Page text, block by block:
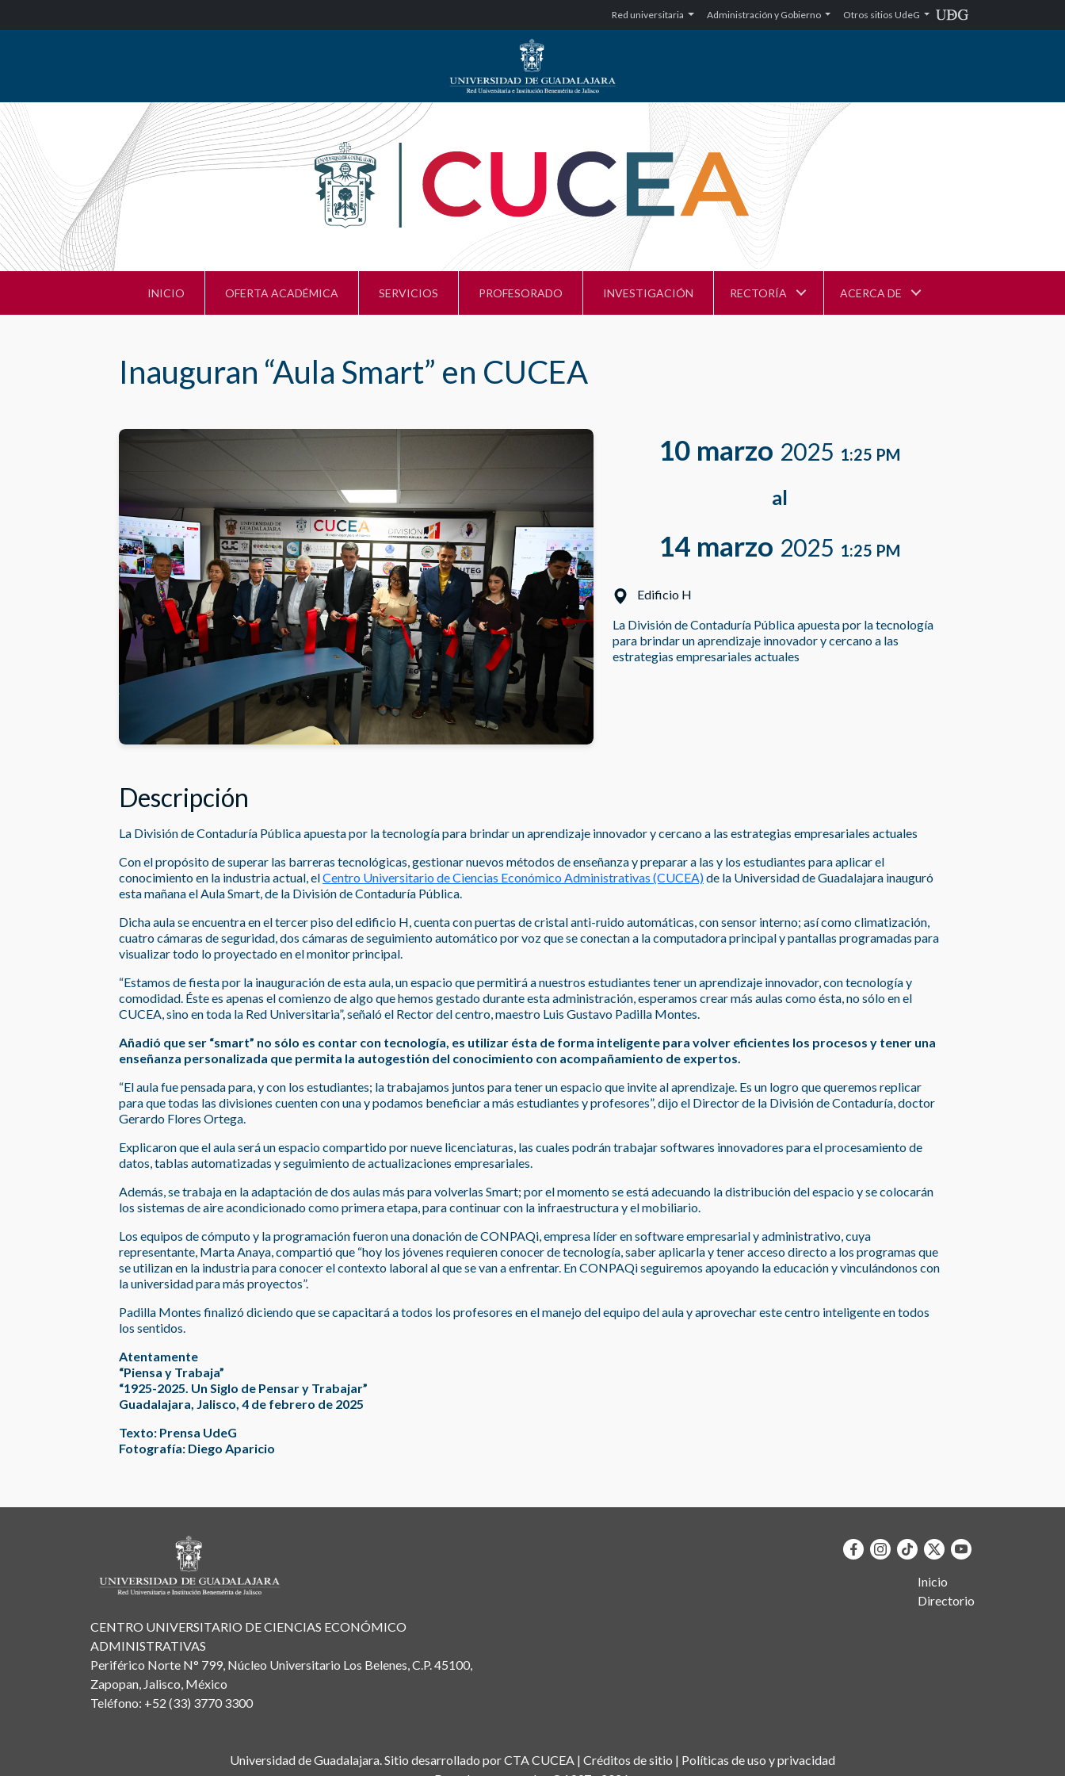
Red universitaria Administración y Gobierno Otros sitios UdeG
INICIO OFERTA ACADÉMICA SERVICIOS PROFESORADO INVESTIGACIÓN RECTORÍA ACERCA DE
Inauguran “Aula Smart” en CUCEA
10 marzo 2025 1:25 PM
al
14 marzo 2025 1:25 PM
Edificio H
La División de Contaduría Pública apuesta por la tecnología
para brindar un aprendizaje innovador y cercano a las
estrategias empresariales actuales
Descripción
La División de Contaduría Pública apuesta por la tecnología para brindar un aprendizaje innovador y cercano a las estrategias empresariales actuales
Con el propósito de superar las barreras tecnológicas, gestionar nuevos métodos de enseñanza y preparar a las y los estudiantes para aplicar el
conocimiento en la industria actual, elCentro Universitario de Ciencias Económico Administrativas (CUCEA)de la Universidad de Guadalajara inauguró
esta mañana el Aula Smart, de la División de Contaduría Pública.
Dicha aula se encuentra en el tercer piso del edificio H, cuenta con puertas de cristal anti-ruido automáticas, con sensor interno; así como climatización,
cuatro cámaras de seguridad, dos cámaras de seguimiento automático por voz que se conectan a la computadora principal y pantallas programadas para
visualizar todo lo proyectado en el monitor principal.
“Estamos de fiesta por la inauguración de esta aula, un espacio que permitirá a nuestros estudiantes tener un aprendizaje innovador, con tecnología y
comodidad. Éste es apenas el comienzo de algo que hemos gestado durante esta administración, esperamos crear más aulas como ésta, no sólo en el
CUCEA, sino en toda la Red Universitaria”, señaló el Rector del centro, maestro Luis Gustavo Padilla Montes.
Añadió que ser “smart” no sólo es contar con tecnología, es utilizar ésta de forma inteligente para volver eficientes los procesos y tener una
enseñanza personalizada que permita la autogestión del conocimiento con acompañamiento de expertos.
“El aula fue pensada para, y con los estudiantes; la trabajamos juntos para tener un espacio que invite al aprendizaje. Es un logro que queremos replicar
para que todas las divisiones cuenten con una y podamos beneficiar a más estudiantes y profesores”, dijo el Director de la División de Contaduría, doctor
Gerardo Flores Ortega.
Explicaron que el aula será un espacio compartido por nueve licenciaturas, las cuales podrán trabajar softwares innovadores para el procesamiento de
datos, tablas automatizadas y seguimiento de actualizaciones empresariales.
Además, se trabaja en la adaptación de dos aulas más para volverlas Smart; por el momento se está adecuando la distribución del espacio y se colocarán
los sistemas de aire acondicionado como primera etapa, para continuar con la infraestructura y el mobiliario.
Los equipos de cómputo y la programación fueron una donación de CONPAQi, empresa líder en software empresarial y administrativo, cuya
representante, Marta Anaya, compartió que “hoy los jóvenes requieren conocer de tecnología, saber aplicarla y tener acceso directo a los programas que
se utilizan en la industria para conocer el contexto laboral al que se van a enfrentar. En CONPAQi seguiremos apoyando la educación y vinculándonos con
la universidad para más proyectos”.
Padilla Montes finalizó diciendo que se capacitará a todos los profesores en el manejo del equipo del aula y aprovechar este centro inteligente en todos
los sentidos.
Atentamente
“Piensa y Trabaja”
“1925-2025. Un Siglo de Pensar y Trabajar”
Guadalajara, Jalisco, 4 de febrero de 2025
Texto: Prensa UdeG
Fotografía: Diego Aparicio
CENTRO UNIVERSITARIO DE CIENCIAS ECONÓMICO
ADMINISTRATIVAS
Periférico Norte N° 799, Núcleo Universitario Los Belenes, C.P. 45100,
Zapopan, Jalisco, México
Teléfono: +52 (33) 3770 3300
Inicio
Directorio
Universidad de Guadalajara. Sitio desarrollado porCTA CUCEA | Créditos de sitio | Políticas de uso y privacidad